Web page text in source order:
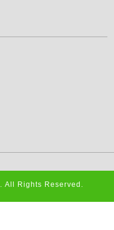
. All Rights Reserved.